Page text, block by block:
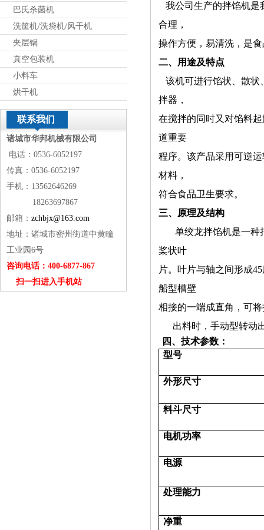
巴氏杀菌机
洗筐机/洗袋机/风干机
夹层锅
真空包装机
小料车
烘干机
联系我们
诸城市华邦机械有限公司
电话：0536-6052197
传真：0536-6052197
手机：13562646269
18263697867
邮箱： zchbjx@163.com
地址：诸城市密州街道中黄疃
工业园6号
咨询电话：400-6877-867
扫一扫进入手机站
我公司生产的拌馅机是
合理，
操作方便，易清洗，是
二、用途及特点
该机可进行馅状、散状
拌器，
在搅拌的同时又对馅料
道重要
程序。该产品采用可逆
材料，
符合食品卫生要求。
三、原理及结构
单绞龙拌馅机是一种
桨状叶
片。 叶片与轴之间形成
船型槽壁
相接的一端成直角，可
出料时，手动型转动
四、技术参数：
型号
外形尺寸
料斗尺寸
电机功率
电源
处理能力
净重